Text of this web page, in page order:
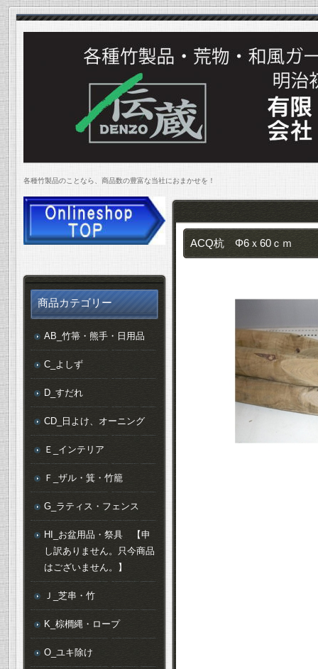
各種竹製品のことなら、商品数の豊富な当社におまかせを！
ACQ杭 Φ6ｘ60ｃｍ
商品カテゴリー
AB_竹箒・熊手・日用品
C_よしず
D_すだれ
CD_日よけ、オーニング
Ｅ_インテリア
Ｆ_ザル・箕・竹籠
G_ラティス・フェンス
HI_お盆用品・祭具 【申
し訳ありません。只今商品
はございません。】
Ｊ_芝串・竹
K_棕櫚縄・ロープ
O_ユキ除け